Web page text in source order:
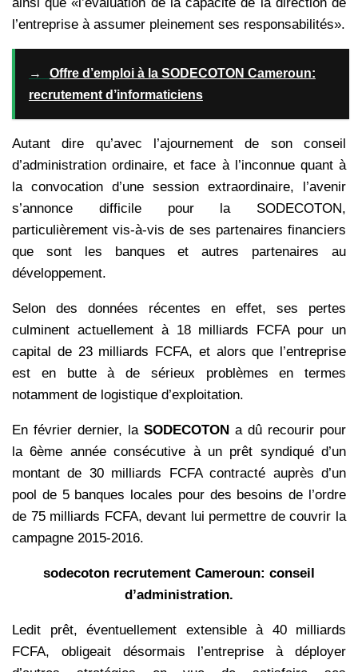
ainsi que «l’évaluation de la capacité de la direction de
l’entreprise à assumer pleinement ses responsabilités».
→
Offre d’emploi à la SODECOTON Cameroun:
recrutement d’informaticiens
Autant dire qu’avec l’ajournement de son conseil
d’administration ordinaire, et face à l’inconnue quant à
la convocation d’une session extraordinaire, l’avenir
s’annonce difficile pour la SODECOTON,
particulièrement vis-à-vis de ses partenaires financiers
que sont les banques et autres partenaires au
développement.
Selon des données récentes en effet, ses pertes
culminent actuellement à 18 milliards FCFA pour un
capital de 23 milliards FCFA, et alors que l’entreprise
est en butte à de sérieux problèmes en termes
notamment de logistique d’exploitation.
En février dernier, la SODECOTON a dû recourir pour
la 6ème année consécutive à un prêt syndiqué d’un
montant de 30 milliards FCFA contracté auprès d’un
pool de 5 banques locales pour des besoins de l’ordre
de 75 milliards FCFA, devant lui permettre de couvrir la
campagne 2015-2016.
sodecoton recrutement Cameroun: conseil
d’administration.
Ledit prêt, éventuellement extensible à 40 milliards
FCFA, obligeait désormais l’entreprise à déployer